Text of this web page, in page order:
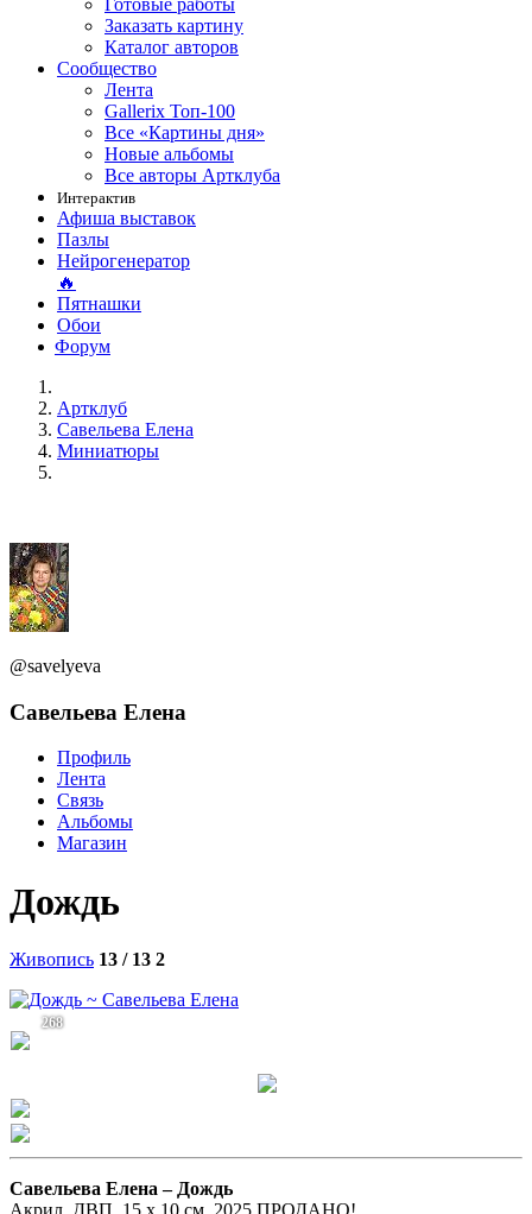
Готовые работы
Заказать картину
Каталог авторов
Сообщество
Лента
Gallerix Топ-100
Все «Картины дня»
Новые альбомы
Все авторы Артклуба
Интерактив
Афиша выставок
Пазлы
Нейрогенератор
🔥
Пятнашки
Обои
Форум
Артклуб
Савельева Елена
Миниатюры
@savelyeva
Савельева Елена
Профиль
Лента
Связь
Альбомы
Магазин
Дождь
Живопись 13 / 13 2
268
Савельева Елена – Дождь